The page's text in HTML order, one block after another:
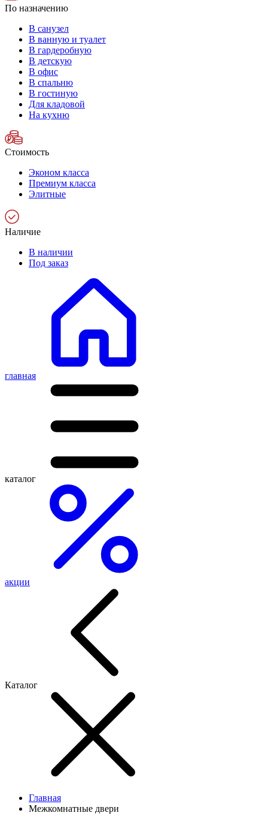
По назначению
В санузел
В ванную и туалет
В гардеробную
В детскую
В офис
В спальню
В гостиную
Для кладовой
На кухню
Стоимость
Эконом класса
Премиум класса
Элитные
Наличие
В наличии
Под заказ
главная
каталог
акции
Каталог
Главная
Межкомнатные двери